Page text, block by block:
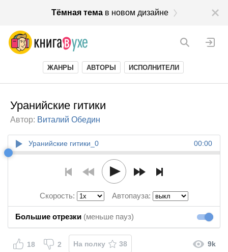
Тёмная темав новом дизайне
ЖАНРЫ АВТОРЫ ИСПОЛНИТЕЛИ
Уранийские гитики
Автор: Виталий Обедин
00:00
Уранийские гитики_0
Скорость: Автопауза:
Большие отрезки (меньше пауз)
18 2 На полку 38 9k